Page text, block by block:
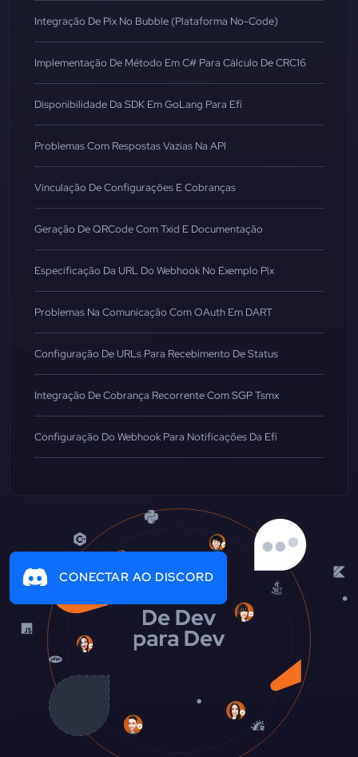
Integração De Pix No Bubble (Plataforma No-Code)
Implementação De Método Em C# Para Cálculo De CRC16
Disponibilidade Da SDK Em GoLang Para Efí
Problemas Com Respostas Vazias Na API
Vinculação De Configurações E Cobranças
Geração De QRCode Com Txid E Documentação
Especificação Da URL Do Webhook No Exemplo Pix
Problemas Na Comunicação Com OAuth Em DART
Configuração De URLs Para Recebimento De Status
Integração De Cobrança Recorrente Com SGP Tsmx
Configuração Do Webhook Para Notificações Da Efí
CONECTAR AO DISCORD